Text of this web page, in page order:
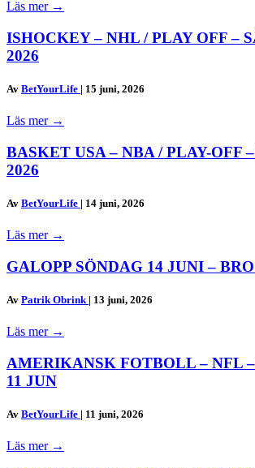
Läs mer →
ISHOCKEY – NHL / PLAY OFF –
2026
Av BetYourLife | 15 juni, 2026
Läs mer →
BASKET USA – NBA / PLAY-OFF
2026
Av BetYourLife | 14 juni, 2026
Läs mer →
GALOPP SÖNDAG 14 JUNI –
Av Patrik Obrink | 13 juni, 2026
Läs mer →
AMERIKANSK FOTBOLL – NFL –
11 JUN
Av BetYourLife | 11 juni, 2026
Läs mer →